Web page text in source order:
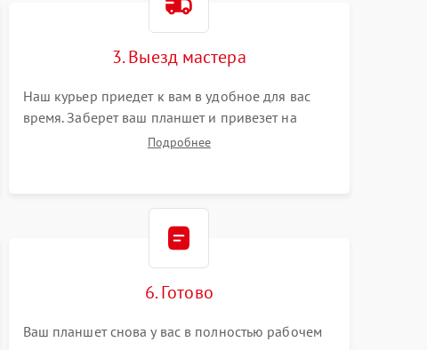
3. Выезд мастера
Наш курьер приедет к вам в удобное для вас
время. Заберет ваш планшет и привезет на
склад для диагностики.Подробнее
6. Готово
Ваш планшет снова у вас в полностью рабочем